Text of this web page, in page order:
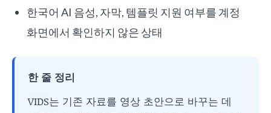
한국어 AI 음성, 자막, 템플릿 지원 여부를 계정
화면에서 확인하지 않은 상태
한 줄 정리
VIDS는 기존 자료를 영상 초안으로 바꾸는 데